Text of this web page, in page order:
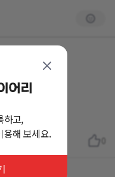
하고,
용해 보세요.